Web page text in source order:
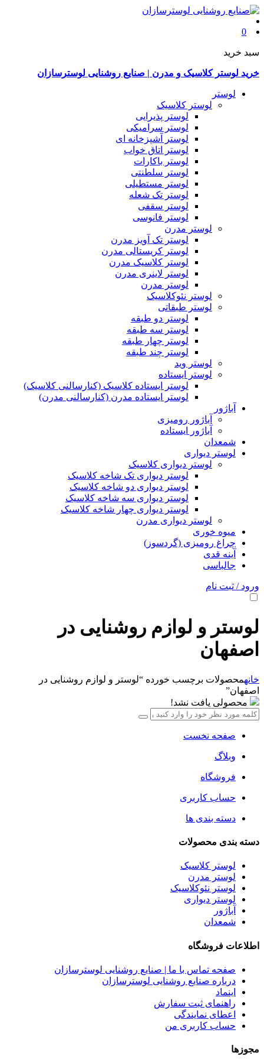
0
سبد خرید
خرید لوستر کلاسیک و مدرن | صنایع روشنایی لوسترسازان
لوستر
لوستر کلاسیک
لوستر پذیرایی
لوستر سرامیکی
لوستر آشپزخانه ای
لوستر اتاق خواب
لوستر باکارات
لوستر سلطنتی
لوستر مستطیلی
لوستر تک شعله
لوستر سقفی
لوستر فانوسی
لوستر مدرن
لوستر تک آویز مدرن
لوستر کریستالی مدرن
لوستر کلاسیک مدرن
لوستر لاینری مدرن
لوستر مدرن
لوستر نئوکلاسیک
لوستر طبقاتی
لوستر دو طبقه
لوستر سه طبقه
لوستر چهار طبقه
لوستر چند طبقه
لوستر وید
لوستر ایستاده
لوستر ایستاده کلاسیک (کنارسالنی کلاسیک)
لوستر ایستاده مدرن (کنارسالنی مدرن)
آباژور
آباژور رومیزی
آباژور ایستاده
شمعدان
لوستر دیواری
لوستر دیواری کلاسیک
لوستر دیواری تک شاخه کلاسیک
لوستر دیواری دو شاخه کلاسیک
لوستر دیواری سه شاخه کلاسیک
لوستر دیواری چهار شاخه کلاسیک
لوستر دیواری مدرن
میوه خوری
چراغ رومیزی (گردسوز)
آینه قدی
جالباسی
ورود / ثبت نام
لوستر و لوازم روشنایی در
اصفهان
خانهمحصولات برچسب خورده “لوستر و لوازم روشنایی در
اصفهان”
محصولی یافت نشد!
صفحه نخست
وبلاگ
فروشگاه
حساب کاربری
دسته بندی ها
دسته بندی محصولات
لوستر کلاسیک
لوستر مدرن
لوستر نئوکلاسیک
لوستر دیواری
آباژور
شمعدان
اطلاعات فروشگاه
صفحه تماس با ما | صنایع روشنایی لوسترسازان
درباره صنایع روشنایی لوسترسازان
اینماد
راهنمای ثبت سفارش
اعطای نمایندگی
حساب کاربری من
مجوزها